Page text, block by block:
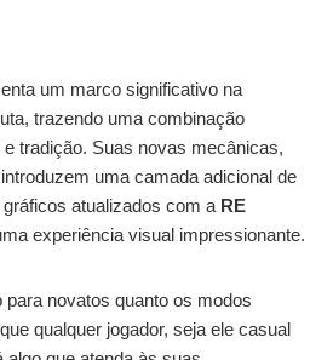
um marco significativo na
trazendo uma combinação
tradição. Suas novas mecânicas,
uma camada adicional de
atualizados com a RE
experiência visual impressionante.
para novatos quanto os modos
qualquer jogador, seja ele casual